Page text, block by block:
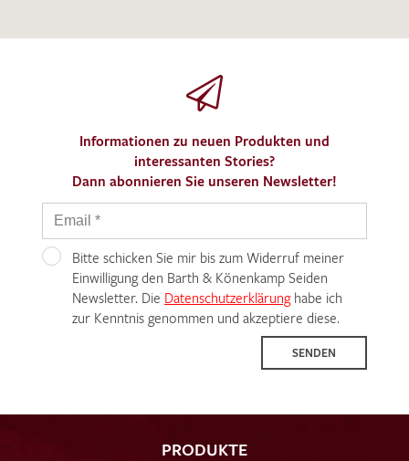
Informationen zu neuen Produkten und
interessanten Stories?
Dann abonnieren Sie unseren Newsletter!
Bitte schicken Sie mir bis zum Widerruf meiner
Einwilligung den Barth & Könenkamp Seiden
Newsletter. Die Datenschutzerklärunghabe ich
zur Kenntnis genommen und akzeptiere diese.
SENDEN
PRODUKTE